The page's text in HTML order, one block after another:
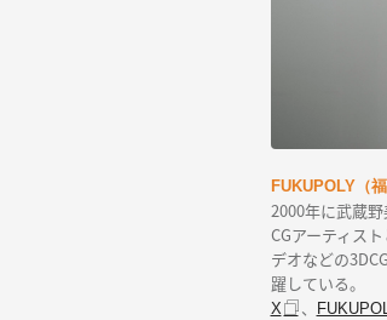
FUKUPOLY（
2000年に武蔵
CGアーティス
デオなどの
躍している。
X 、